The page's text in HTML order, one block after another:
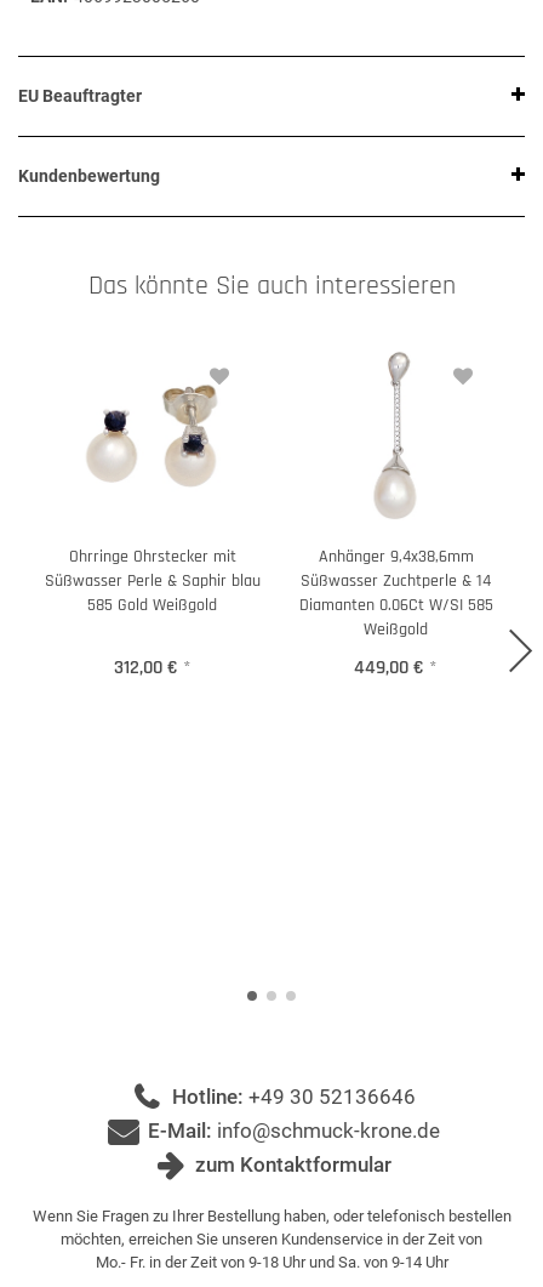
EU Beauftragter
Kundenbewertung
Das könnte Sie auch interessieren
Ohrringe Ohrstecker mit
Süßwasser Perle & Saphir blau
585 Gold Weißgold
312,00 € *
Anhänger 9,4x38,6mm
Süßwasser Zuchtperle & 14
Diamanten 0.06Ct W/SI 585
Weißgold
449,00 € *
Hotline: +49 30 52136646
E-Mail: info@schmuck-krone.de
zum Kontaktformular
Wenn Sie Fragen zu Ihrer Bestellung haben, oder telefonisch bestellen
möchten, erreichen Sie unseren Kundenservice in der Zeit von
Mo.- Fr. in der Zeit von 9-18 Uhr und Sa. von 9-14 Uhr